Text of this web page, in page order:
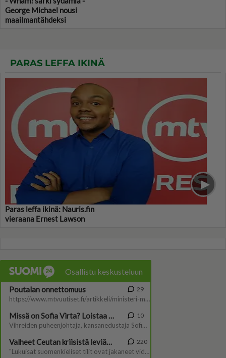
George Michael nousi
maailmantähdeksi
PARAS LEFFA IKINÄ
Paras leffa ikinä: Nauris.fin
vieraana Ernest Lawson